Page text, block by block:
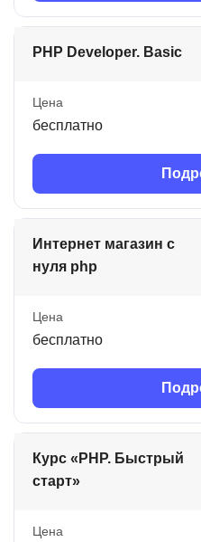
PHP Developer. Basic
Цена
бесплатно
Интернет магазин с
нуля php
Цена
бесплатно
Курс «PHP. Быстрый
старт»
Цена